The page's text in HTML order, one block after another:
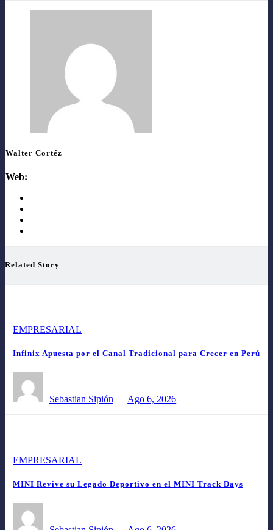
Walter Cortéz
Web:
Related Story
EMPRESARIAL
Infinix Apuesta por el Canal Tradicional para Crecer en Perú
Sebastian Sipión Ago 6, 2026
EMPRESARIAL
MINI Revive su Legado Deportivo en el MINI Track Days